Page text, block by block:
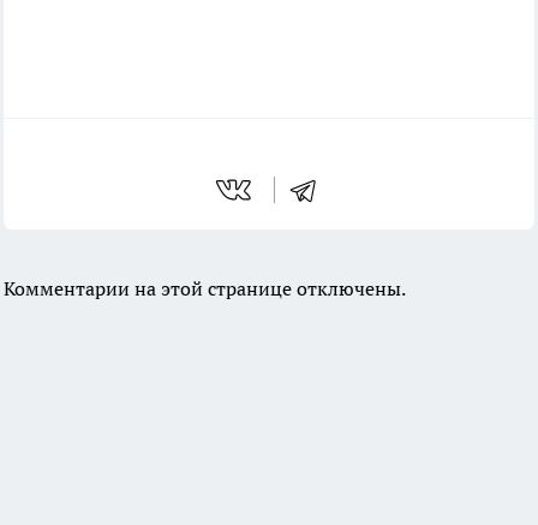
Комментарии на этой странице отключены.